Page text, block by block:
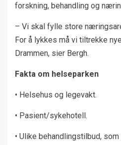
forskning, behandling og
– Vi skal fylle store
For å lykkes må vi tiltrekke
Drammen, sier Bergh.
Fakta om helseparken
• Helsehus og legevakt.
• Pasient/sykehotell.
• Ulike behandlingstilbud,